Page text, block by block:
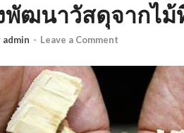
ฒนาวัสดุจากไม้
admin - Leave a Comment